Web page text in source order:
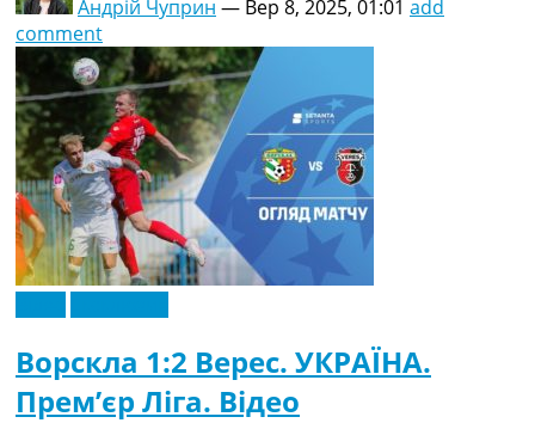
Андрій Чуприн — Вер 8, 2025, 01:01 add
comment
Ворскла 1:2 Верес. УКРАЇНА.
Прем’єр Ліга. Відео